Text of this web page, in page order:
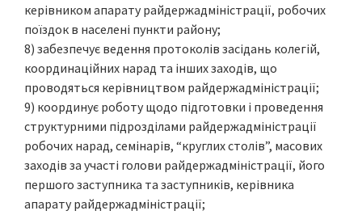
керівником апарату райдержадміністрації, робочих
поїздок в населені пункти району;
8) забезпечує ведення протоколів засідань колегій,
координаційних нарад та інших заходів, що
проводяться керівництвом райдержадміністрації;
9) координує роботу щодо підготовки і проведення
структурними підрозділами райдержадміністрації
робочих нарад, семінарів, “круглих столів”, масових
заходів за участі голови райдержадміністрації, його
першого заступника та заступників, керівника
апарату райдержадміністрації;